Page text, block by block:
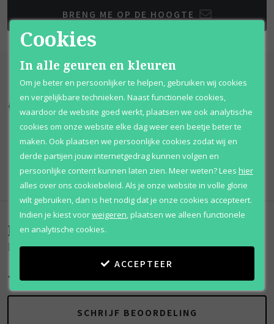
BRENG ME OP DE HOOGTE
Qshops Keurmerk
Beoordelingen
Dahlia Divin Nude
SCHRIJF BEOORDELING
Cookies
In alle geuren en kleuren
Om je beter en persoonlijker te helpen, gebruiken wij cookies
en vergelijkbare technieken. Naast functionele cookies,
waardoor de website goed werkt, plaatsen we ook analytische
cookies om onze website elke dag weer een beetje beter te
maken. Ook plaatsen we persoonlijke cookies zodat wij en
derde partijen jouw internetgedrag kunnen volgen en
persoonlijke content kunnen laten zien. Meer weten?Lees hier
alles over ons cookiebeleid. Als je onze website in volle glorie
wilt gebruiken, dan is het nodig dat je onze cookies accepteert.
Indien je kiest voorweigeren,plaatsen we alleen functionele
en analytische cookies.
ACCEPTEER